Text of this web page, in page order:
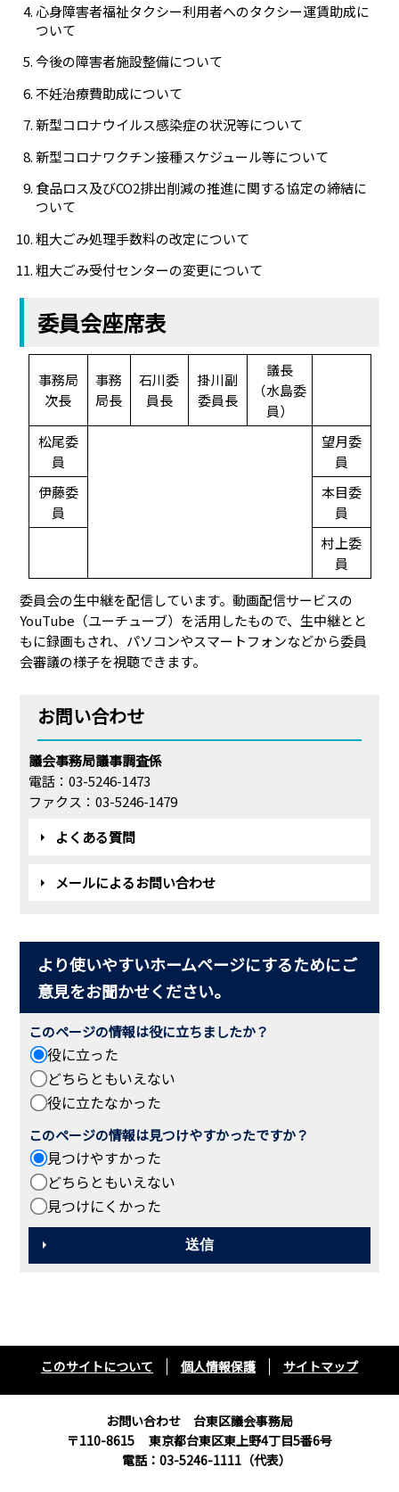
心身障害者福祉タクシー利用者へのタクシー運賃助成に
ついて
今後の障害者施設整備について
不妊治療費助成について
新型コロナウイルス感染症の状況等について
新型コロナワクチン接種スケジュール等について
食品ロス及びCO2排出削減の推進に関する協定の締結に
ついて
粗大ごみ処理手数料の改定について
粗大ごみ受付センターの変更について
委員会座席表
事務局
次長
事務
局長
石川委
員長
掛川副
委員長
議長
（水島委
員）
松尾委
員
望月委
員
伊藤委
員
本目委
員
村上委
員
委員会の生中継を配信しています。動画配信サービスの
YouTube（ユーチューブ）を活用したもので、生中継とと
もに録画もされ、パソコンやスマートフォンなどから委員
会審議の様子を視聴できます。
お問い合わせ
議会事務局議事調査係
電話：03-5246-1473
ファクス：03-5246-1479
よくある質問
メールによるお問い合わせ
より使いやすいホームページにするためにご
意見をお聞かせください。
このページの情報は役に立ちましたか？
役に立った
どちらともいえない
役に立たなかった
このページの情報は見つけやすかったですか？
見つけやすかった
どちらともいえない
見つけにくかった
このサイトについて 個人情報保護 サイトマップ
お問い合わせ 台東区議会事務局
〒110-8615
東京都台東区東上野4丁目5番6号
電話：03-5246-1111（代表）